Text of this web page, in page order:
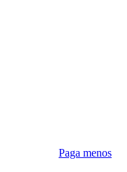
Paga menos